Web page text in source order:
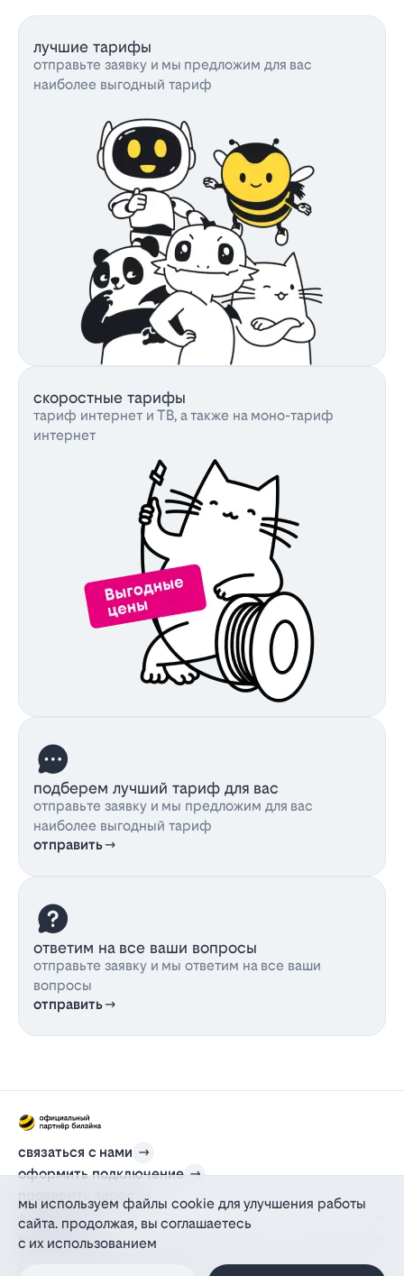
лучшие тарифы
отправьте заявку и мы предложим для вас
наиболее выгодный тариф
скоростные тарифы
тариф интернет и ТВ, а также на моно-тариф
интернет
подберем лучший тариф для вас
отправьте заявку и мы предложим для вас
наиболее выгодный тариф
отправить
ответим на все ваши вопросы
отправьте заявку и мы ответим на все ваши
вопросы
отправить
связаться с нами
оформить подключение
проверить адрес
для дома
информация
действующий на основании агентского договора
мы используем файлы cookie для улучшения работы
сайта. продолжая, вы соглашаетесь
с их использованием